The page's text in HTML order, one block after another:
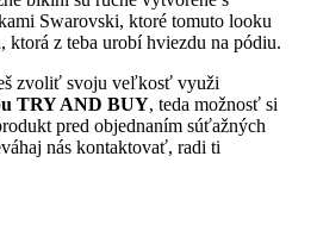
Swarovski, ktoré tomuto looku
ktorá z teba urobí hviezdu na pódiu.
zvoliť svoju veľkosť využi
TRY AND BUY, teda možnosť si
pred objednaním súťažných
nás kontaktovať, radi ti